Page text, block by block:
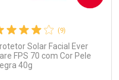
Comprar sem Desconto
(9)
Solar Facial Ever
FPS 70 com Cor Pele
40g